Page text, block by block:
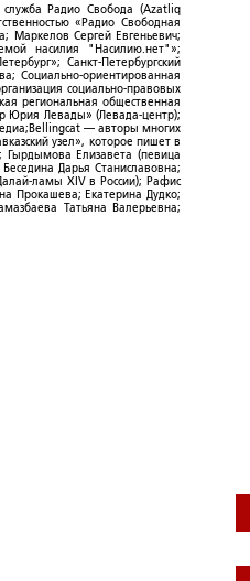
служба Радио Свобода (Azatliq
«Радио Свободная
Маркелов Сергей Евгеньевич;
насилия "Насилию.нет"»;
Санкт-Петербургский
Социально-ориентированная
социально-правовых
региональная общественная
Юрия Левады» (Левада-центр);
— авторы многих
узел», которое пишет в
Елизавета (певица
Дарья Станиславовна;
ламы XIV в России); Рафис
Прокашева; Екатерина Дудко;
Татьяна Валерьевна;